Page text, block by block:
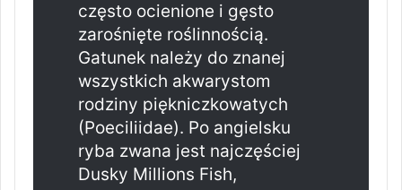
często ocienione i gęsto
zarośnięte roślinnością.
Gatunek należy do znanej
wszystkich akwarystom
rodziny piękniczkowatych
(Poeciliidae). Po angielsku
ryba zwana jest najczęściej
Dusky Millions Fish,